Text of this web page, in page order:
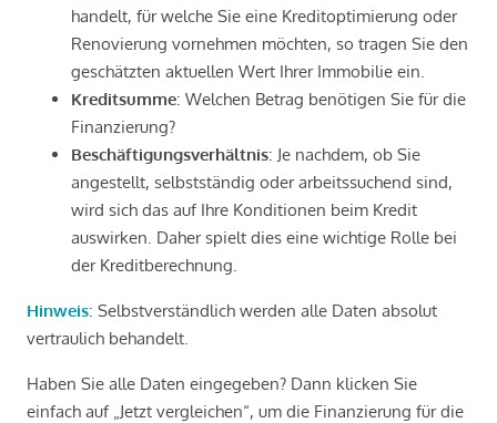
handelt, für welche Sie eine Kreditoptimierung oder
Renovierung vornehmen möchten, so tragen Sie den
geschätzten aktuellen Wert Ihrer Immobilie ein.
Kreditsumme: Welchen Betrag benötigen Sie für die
Finanzierung?
Beschäftigungsverhältnis: Je nachdem, ob Sie
angestellt, selbstständig oder arbeitssuchend sind,
wird sich das auf Ihre Konditionen beim Kredit
auswirken. Daher spielt dies eine wichtige Rolle bei
der Kreditberechnung.
Hinweis: Selbstverständlich werden alle Daten absolut
vertraulich behandelt.
Haben Sie alle Daten eingegeben? Dann klicken Sie
einfach auf „Jetzt vergleichen“, um die Finanzierung für die